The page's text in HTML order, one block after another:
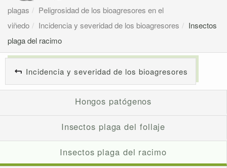
plagas
Peligrosidad de los bioagresores en el
viñedo
Incidencia y severidad de los bioagresores
Insectos
plaga del racimo
Incidencia y severidad de los bioagresores
Hongos patógenos
Insectos plaga del follaje
Insectos plaga del racimo